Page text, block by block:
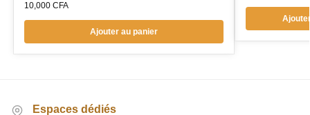
10,000 CFA
Ajouter au panier
Espaces dédiés